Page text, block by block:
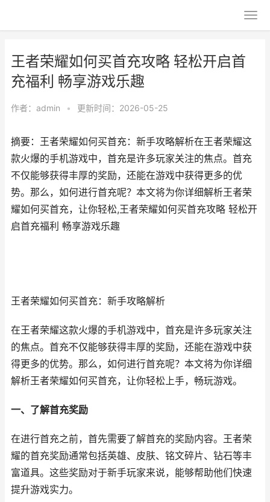
王者荣耀如何买首充攻略 轻松开启首
充福利 畅享游戏乐趣
作者： admin • 更新时间：2026-05-25
摘要：王者荣耀如何买首充：新手攻略解析在王者荣耀这
款火爆的手机游戏中，首充是许多玩家关注的焦点。首充
不仅能够获得丰厚的奖励，还能在游戏中获得更多的优
势。那么，如何进行首充呢？本文将为你详细解析王者荣
耀如何买首充，让你轻松,王者荣耀如何买首充攻略 轻松开
启首充福利 畅享游戏乐趣
王者荣耀如何买首充：新手攻略解析
在王者荣耀这款火爆的手机游戏中，首充是许多玩家关注
的焦点。首充不仅能够获得丰厚的奖励，还能在游戏中获
得更多的优势。那么，如何进行首充呢？本文将为你详细
解析王者荣耀如何买首充，让你轻松上手，畅玩游戏。
一、了解首充奖励
在进行首充之前，首先需要了解首充的奖励内容。王者荣
耀的首充奖励通常包括英雄、皮肤、铭文碎片、钻石等丰
富道具。这些奖励对于新手玩家来说，能够帮助他们快速
提升游戏实力。